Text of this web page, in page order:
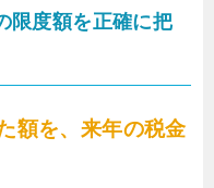
限度額を正確に把
額を、来年の税金